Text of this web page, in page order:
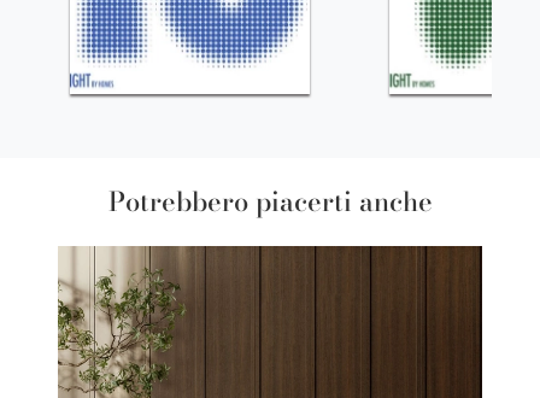
Potrebbero piacerti anche